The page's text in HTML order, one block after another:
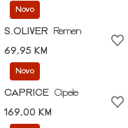
Novo
S.OLIVER
Remen
69,95 KM
Novo
CAPRICE Cipele
169,00 KM